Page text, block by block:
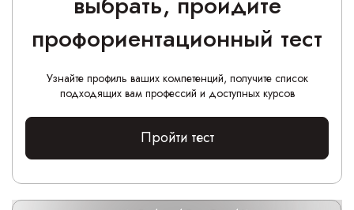
профориентационный тест
Узнайте профиль ваших компетенций, получите список
подходящих вам профессий и доступных курсов
Пройти тест
Интегративная